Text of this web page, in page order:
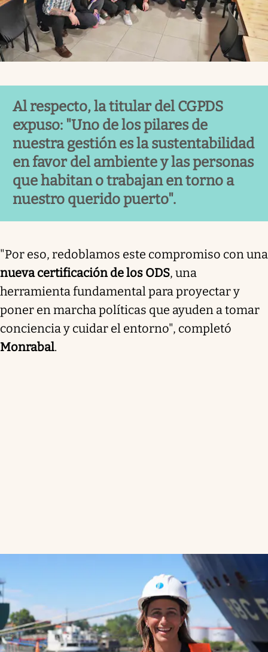
Al respecto, la titular del CGPDS
expuso: "Uno de los pilares de
nuestra gestión es la sustentabilidad
en favor del ambiente y las personas
que habitan o trabajan en torno a
nuestro querido puerto".
"Por eso, redoblamos este compromiso con una
nueva certificación de los ODS, una
herramienta fundamental para proyectar y
poner en marcha políticas que ayuden a tomar
conciencia y cuidar el entorno", completó
Monrabal.